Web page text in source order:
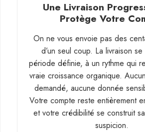
Une Livraison
Protège Votre
On ne vous envoie pas des
d’un seul coup. La livraison
période définie, à un rythme qui
vraie croissance organique.
demandé, aucune donnée
Votre compte reste entièrement
et votre crédibilité se construit
suspicion.